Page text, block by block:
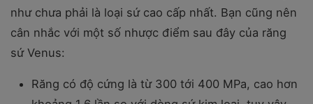
như chưa phải là loại sứ cao cấp nhất. Bạn cũng nên
cân nhắc với một số nhược điểm sau đây của răng
sứ Venus:
Răng có độ cứng là từ 300 tới 400 MPa, cao hơn